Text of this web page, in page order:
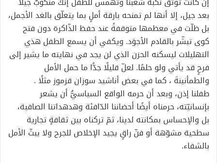
بعد جيل، إلا أنها لم تمنحه بارقة أملٍ بما يتعلّق بالغد الأجمل،
بل ظلّت في معظمها متوقفةً عند حفظ الذّاكرة دون فتح
كوى تبشّر بالقادم الأجوَد. ويكفي أن يسمع الطفل هذي
التهليلات ليسكنه الحزن الذي لن يجد في نهايته ما يشير إلى
فرحٍ قد يأتي ولو حلمًا. لعلّ قليلًا جدًّا ما حمل الأمل
والطمأنينةَ ، كما في بعض أناشيد سوزان قزموز مثلًا .
طفلنا إذن، وبعد أن حرمه الواقع السياسيُّ أن يشعر
بإنسانيّته، حرمناه أيضًا أحضاننا الدّافئة وهدهداتنا الصافية،
بل والإحساس بمكانته لدينا، ثمّ تركناه بين ثقافةٍ تجارية
سطحية مشوّهة أو فنّ راقٍ يجيد الإخلاص للجرح ولا يبثّ الأمل
بالشفاء.